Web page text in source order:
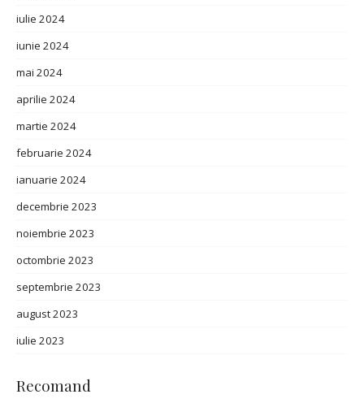
iulie 2024
iunie 2024
mai 2024
aprilie 2024
martie 2024
februarie 2024
ianuarie 2024
decembrie 2023
noiembrie 2023
octombrie 2023
septembrie 2023
august 2023
iulie 2023
Recomand